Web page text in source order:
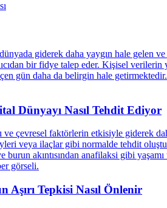
Dünyayı Nasıl Tehdit Ediyor
Aşırı Tepkisi Nasıl Önlenir